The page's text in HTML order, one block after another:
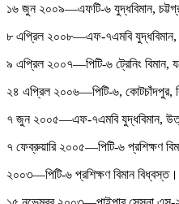
১৬ জুন ২০০৯—এফটি-৬ যুদ্ধবিমান,
৮ এপ্রিল ২০০৮—এফ-৭এমবি যুদ্ধবিমান,
৯ এপ্রিল ২০০৭—পিটি-৬ ট্রেনিং বিমান,
২৪ এপ্রিল ২০০৬—পিটি-৬, কোটচাঁদপুর,
৭ জুন ২০০৫—এফ-৭এমবি যুদ্ধবিমান,
৭ ফেব্রুয়ারি ২০০৫—পিটি-৬ প্রশিক্ষণ
২০০৩—পিটি-৬ প্রশিক্ষণ বিমান বিধ্বস্ত।